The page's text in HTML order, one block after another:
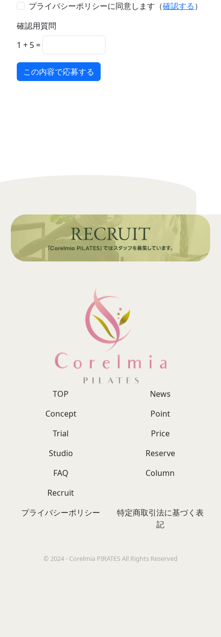
プライバシーポリシーに同意します（確認する）
確認用質問
1 + 5 =
この内容で応募する
TOP
News
Concept
Point
Trial
Price
Studio
Reserve
FAQ
Column
Recruit
プライバシーポリシー
特定商取引法に基づく表
記
© 2024 - Corelmia PIRATES All Rights Reserved